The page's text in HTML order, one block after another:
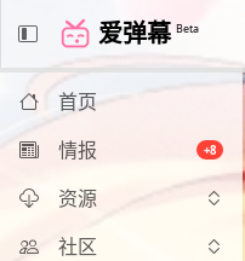
爱弹幕 Beta
首页
情报
+8
资源
社区